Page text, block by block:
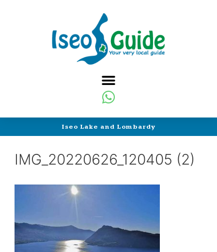
Iseo Lake and Lombardy
IMG_20220626_120405 (2)